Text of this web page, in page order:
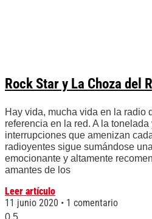
Rock Star y La Choza del
Hay vida, mucha vida en la radio
referencia en la red. A la
interrupciones que amenizan
radioyentes sigue sumándose
emocionante y altamente
amantes de los
Leer artículo
11 junio 2020
1 comentario